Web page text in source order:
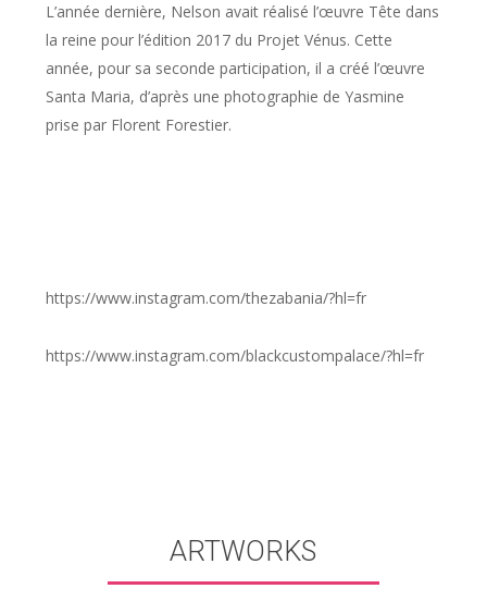
L’année dernière, Nelson avait réalisé l’œuvre Tête dans
la reine pour l’édition 2017 du Projet Vénus. Cette
année, pour sa seconde participation, il a créé l’œuvre
Santa Maria, d’après une photographie de Yasmine
prise par Florent Forestier.
https://www.instagram.com/thezabania/?hl=fr
https://www.instagram.com/blackcustompalace/?hl=fr
ARTWORKS